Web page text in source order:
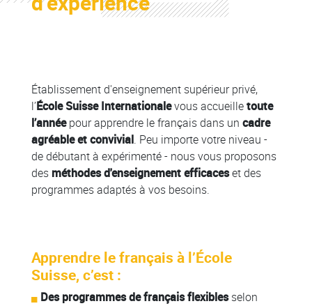
Colonne
Établissement d'enseignement supérieur privé,
l’École Suisse Internationalevous accueilletoute
l’annéepour apprendre le français dans un cadre
agréable et convivial. Peu importe votre niveau -
de débutant à expérimenté - nous vous proposons
des méthodes d'enseignement efficaceset des
programmes adaptés à vos besoins.
Apprendre le français à l’École
Suisse, c’est :
Des programmes de français flexiblesselon